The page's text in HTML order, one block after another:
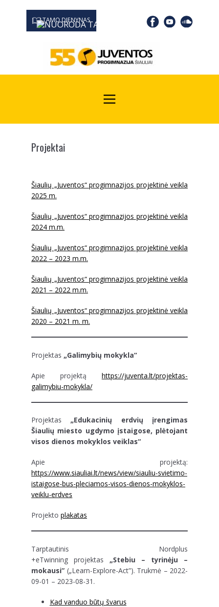
TAMO DIENYNAS
0667 19366
Projektai
Šiaulių „Juventos“ progimnazijos projektinė veikla
2025 m.
Šiaulių „Juventos“ progimnazijos projektinė veikla
2024 m.m.
Šiaulių „Juventos“ progimnazijos projektinė veikla
2022 – 2023 m.m.
Šiaulių „Juventos“ progimnazijos projektinė veikla
2021 – 2022 m.m.
Šiaulių „Juventos“ progimnazijos projektinė veikla
2020 – 2021 m. m.
Projektas „Galimybių mokykla“
Apie projektą https://juventa.lt/projektas-
galimybiu-mokykla/
Projektas „Edukacinių erdvių įrengimas
Šiaulių miesto ugdymo įstaigose, plėtojant
visos dienos mokyklos veiklas“
Apie projektą:
https://www.siauliai.lt/news/view/siauliu-svietimo-
istaigose-bus-pleciamos-visos-dienos-mokyklos-
veiklu-erdves
Projekto plakatas
Tarptautinis Nordplus
+eTwinning projektas „Stebiu – tyrinėju –
mokausi” („Learn-Explore-Act”). Trukmė – 2022-
09-01 – 2023-08-31.
Kad vanduo būtų švarus